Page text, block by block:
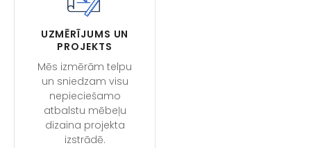
UZMĒRĪJUMS UN
PROJEKTS
Mēs izmērām telpu
un sniedzam visu
nepieciešamo
atbalstu mēbeļu
dizaina projekta
izstrādē.